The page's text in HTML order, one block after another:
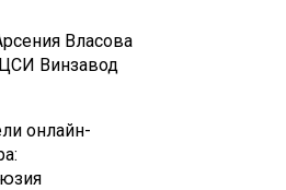
Власова
Винзавод
онлайн-